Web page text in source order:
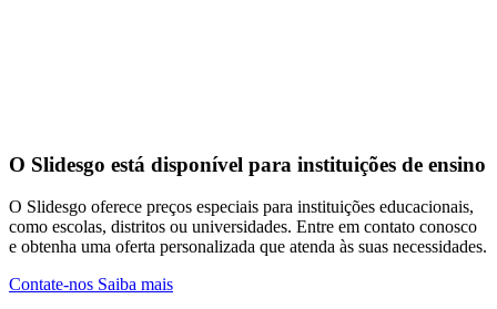
O Slidesgo está disponível para instituições de ensino
O Slidesgo oferece preços especiais para instituições educacionais,
como escolas, distritos ou universidades. Entre em contato conosco
e obtenha uma oferta personalizada que atenda às suas necessidades.
Contate-nos Saiba mais